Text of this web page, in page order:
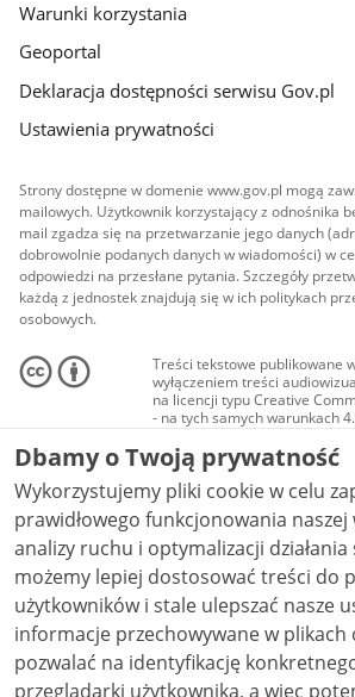
Warunki korzystania
Geoportal
Deklaracja dostępności serwisu Gov.pl
Ustawienia prywatności
Strony dostępne w domenie www.gov.pl mogą
mailowych. Użytkownik korzystający z odnośnika
mail zgadza się na przetwarzanie jego danych
dobrowolnie podanych danych w wiadomości) w
odpowiedzi na przesłane pytania. Szczegóły
każdą z jednostek znajdują się w ich politykach
osobowych.
Treści tekstowe publikowane
wyłączeniem treści
na licencji typu Creative
- na tych samych warunkach
Materiały audiowizualne, w
audio i wideo, są
Creative Commons: uznanie
niekomercyjne - bez utworów
NC-ND 4.0), o ile nie jest to
Dbamy o Twoją prywatność
Wykorzystujemy pliki cookie w celu
prawidłowego funkcjonowania
analizy ruchu i optymalizacji działania strony.
możemy lepiej dostosować treści do
użytkowników i stale ulepszać nasze usługi.
informacje przechowywane w plikach
pozwalać na identyfikację
przeglądarki użytkownika, a więc